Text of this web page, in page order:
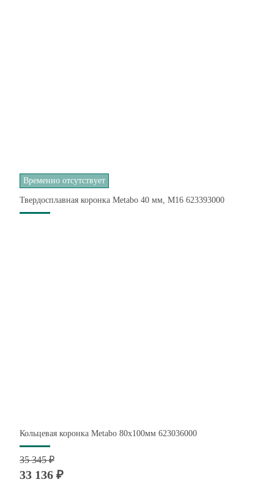
Временно отсутствует
Твердосплавная коронка Metabo 40 мм, М16 623393000
Кольцевая коронка Metabo 80х100мм 623036000
35 345 ₽
33 136 ₽